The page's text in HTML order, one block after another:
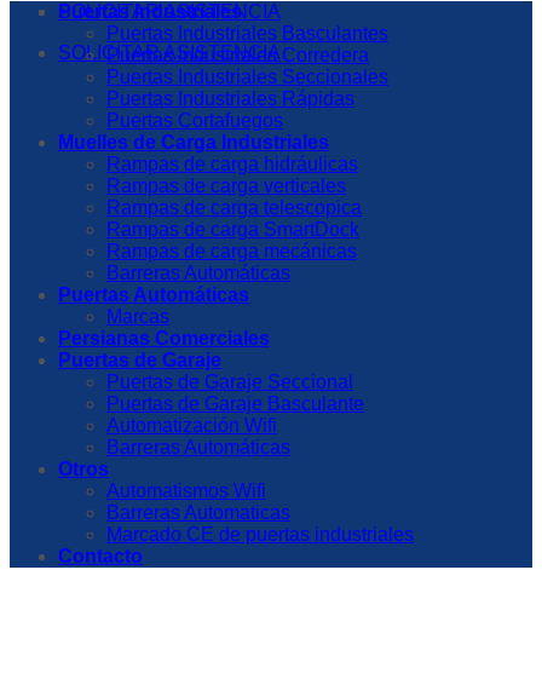
SOLICITAR ASISTENCIA
SOLICITAR ASISTENCIA
Puertas Industriales
Puertas Industriales Basculantes
Puertas Industriales Corredera
Puertas Industriales Seccionales
Puertas Industriales Rápidas
Puertas Cortafuegos
Muelles de Carga Industriales
Rampas de carga hidráulicas
Rampas de carga verticales
Rampas de carga telescopica
Rampas de carga SmartDock
Rampas de carga mecánicas
Barreras Automáticas
Puertas Automáticas
Marcas
Persianas Comerciales
Puertas de Garaje
Puertas de Garaje Seccional
Puertas de Garaje Basculante
Automatización Wifi
Barreras Automáticas
Otros
Automatismos Wifi
Barreras Automaticas
Marcado CE de puertas industriales
Contacto